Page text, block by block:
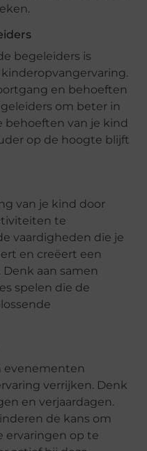
begeleiders is
en behoeften
om beter in
behoeften van je kind
op de hoogte blijft
van je kind door
te
vaardigheden die je
en creëert een
aan samen
spelen die de
evenementen
verrijken. Denk
en verjaardagen.
de kans om
ervaringen op te